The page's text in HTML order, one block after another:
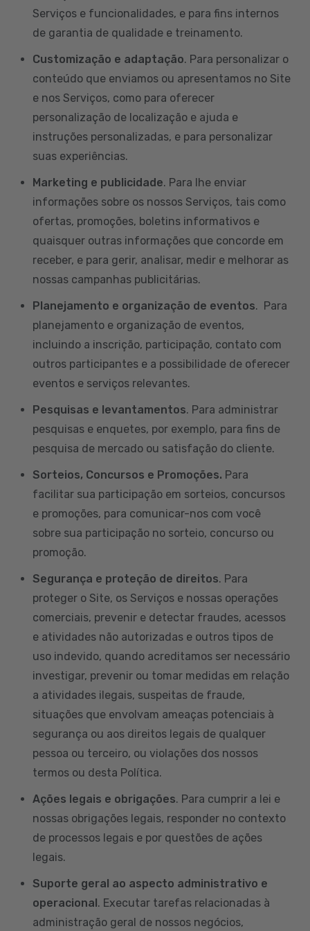
Serviços e funcionalidades, e para fins internos
de garantia de qualidade e treinamento.
Customização e adaptação. Para personalizar o
conteúdo que enviamos ou apresentamos no Site
e nos Serviços, como para oferecer
personalização de localização e ajuda e
instruções personalizadas, e para personalizar
suas experiências.
Marketing e publicidade. Para lhe enviar
informações sobre os nossos Serviços, tais como
ofertas, promoções, boletins informativos e
quaisquer outras informações que concorde em
receber, e para gerir, analisar, medir e melhorar as
nossas campanhas publicitárias.
Planejamento e organização de eventos. Para
planejamento e organização de eventos,
incluindo a inscrição, participação, contato com
outros participantes e a possibilidade de oferecer
eventos e serviços relevantes.
Pesquisas e levantamentos. Para administrar
pesquisas e enquetes, por exemplo, para fins de
pesquisa de mercado ou satisfação do cliente.
Sorteios, Concursos e Promoções. Para
facilitar sua participação em sorteios, concursos
e promoções, para comunicar-nos com você
sobre sua participação no sorteio, concurso ou
promoção.
Segurança e proteção de direitos. Para
proteger o Site, os Serviços e nossas operações
comerciais, prevenir e detectar fraudes, acessos
e atividades não autorizadas e outros tipos de
uso indevido, quando acreditamos ser necessário
investigar, prevenir ou tomar medidas em relação
a atividades ilegais, suspeitas de fraude,
situações que envolvam ameaças potenciais à
segurança ou aos direitos legais de qualquer
pessoa ou terceiro, ou violações dos nossos
termos ou desta Política.
Ações legais e obrigações. Para cumprir a lei e
nossas obrigações legais, responder no contexto
de processos legais e por questões de ações
legais.
Suporte geral ao aspecto administrativo e
operacional. Executar tarefas relacionadas à
administração geral de nossos negócios,